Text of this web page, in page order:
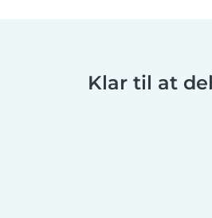
Klar til at